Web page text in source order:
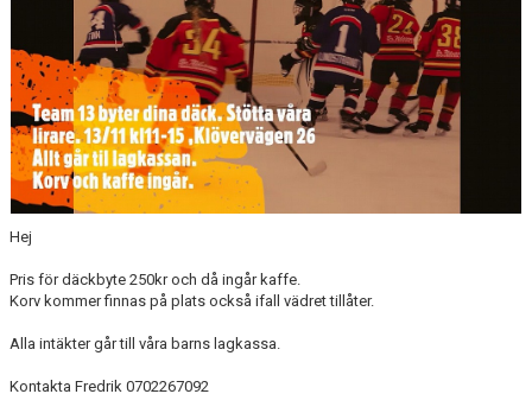
Hej
Pris för däckbyte 250kr och då ingår kaffe.
Korv kommer finnas på plats också ifall vädret tillåter.
Alla intäkter går till våra barns lagkassa.
Kontakta Fredrik 0702267092